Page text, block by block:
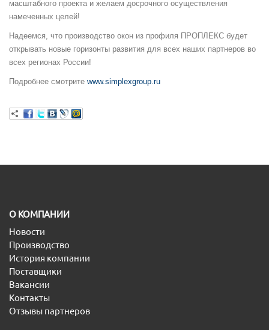
масштабного проекта и желаем досрочного осуществления
намеченных целей!
Надеемся, что производство окон из профиля ПРОПЛЕКС будет
открывать новые горизонты развития для всех наших партнеров во
всех регионах России!
Подробнее смотрите www.simplexgroup.ru
O КОМПАНИИ
Новости
Производство
История компании
Поставщики
Вакансии
Контакты
Отзывы партнеров